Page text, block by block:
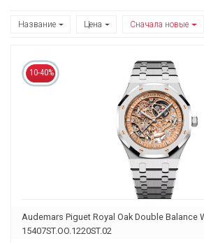
Название Цена Сначала новые
10-40%
Audemars Piguet Royal Oak Double Balance
15407ST.OO.1220ST.02